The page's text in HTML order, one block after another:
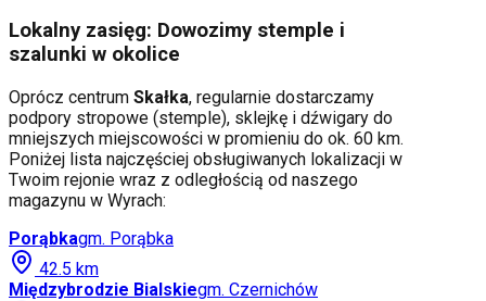
Lokalny zasięg: Dowozimy stemple i
szalunki w okolice
Oprócz centrum Skałka, regularnie dostarczamy
podpory stropowe (stemple), sklejkę i dźwigary do
mniejszych miejscowości w promieniu do ok. 60 km.
Poniżej lista najczęściej obsługiwanych lokalizacji w
Twoim rejonie wraz z odległością od naszego
magazynu w Wyrach:
Porąbkagm. Porąbka
42.5 km
Międzybrodzie Bialskiegm. Czernichów